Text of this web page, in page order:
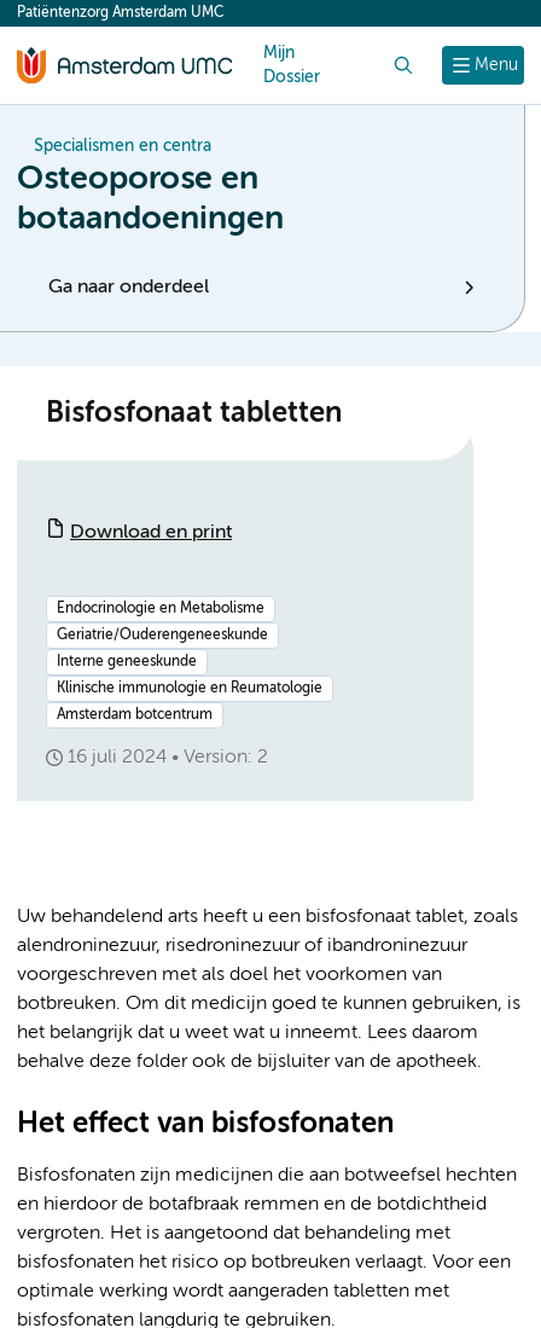
content
Menu
Patiëntenzorg Amsterdam UMC
Mijn
Dossier
Specialismen en centra
Osteoporose en
botaandoeningen
Ga naar onderdeel
Bisfosfonaat tabletten
Download en print
Endocrinologie en Metabolisme
Geriatrie/Ouderengeneeskunde
Interne geneeskunde
Klinische immunologie en Reumatologie
Amsterdam botcentrum
16 juli 2024 Version: 2
Uw behandelend arts heeft u een bisfosfonaat tablet, zoals
alendroninezuur, risedroninezuur of ibandroninezuur
voorgeschreven met als doel het voorkomen van
botbreuken. Om dit medicijn goed te kunnen gebruiken, is
het belangrijk dat u weet wat u inneemt. Lees daarom
behalve deze folder ook de bijsluiter van de apotheek.
Het effect van bisfosfonaten
Bisfosfonaten zijn medicijnen die aan botweefsel hechten
en hierdoor de botafbraak remmen en de botdichtheid
vergroten. Het is aangetoond dat behandeling met
bisfosfonaten het risico op botbreuken verlaagt. Voor een
optimale werking wordt aangeraden tabletten met
bisfosfonaten langdurig te gebruiken.